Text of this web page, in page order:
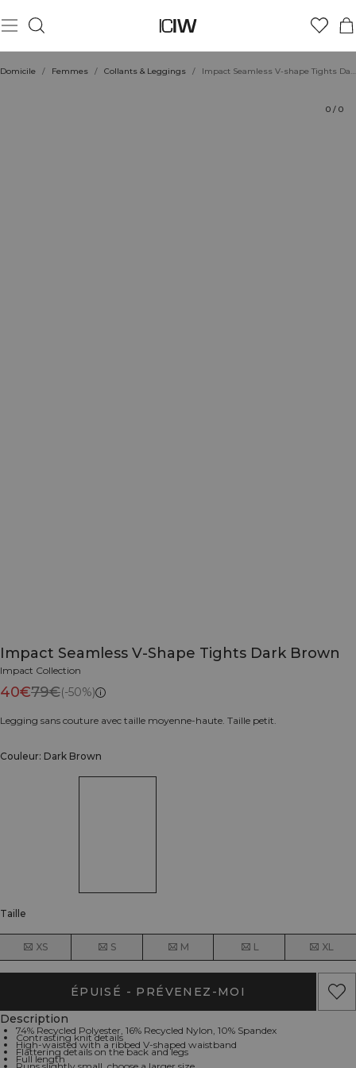
Domicile / Femmes / Collants & Leggings / Impact Seamless V-shape Tights Dark Brown
0 / 0
Impact Seamless V-Shape Tights Dark Brown
Impact Collection
40€79€(-50%)
Legging sans couture avec taille moyenne-haute. Taille petit.
Couleur: Dark Brown
Taille
XS S M L XL
ÉPUISÉ - PRÉVENEZ-MOI
Description
74% Recycled Polyester, 16% Recycled Nylon, 10% Spandex
Contrasting knit details
High-waisted with a ribbed V-shaped waistband
Flattering details on the back and legs
Full length